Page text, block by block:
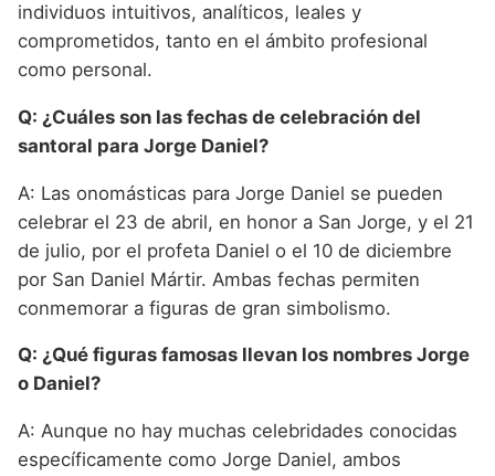
individuos intuitivos, analíticos, leales y
comprometidos, tanto en el ámbito profesional
como personal.
Q: ¿Cuáles son las fechas de celebración del
santoral para Jorge Daniel?
A: Las onomásticas para Jorge Daniel se pueden
celebrar el 23 de abril, en honor a San Jorge, y el 21
de julio, por el profeta Daniel o el 10 de diciembre
por San Daniel Mártir. Ambas fechas permiten
conmemorar a figuras de gran simbolismo.
Q: ¿Qué figuras famosas llevan los nombres Jorge
o Daniel?
A: Aunque no hay muchas celebridades conocidas
específicamente como Jorge Daniel, ambos